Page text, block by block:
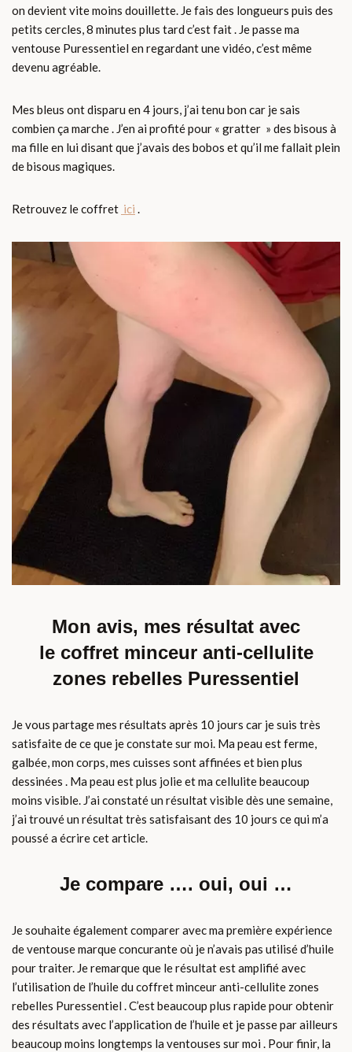
on devient vite moins douillette. Je fais des longueurs puis des
petits cercles, 8 minutes plus tard c’est fait . Je passe ma
ventouse Puressentiel en regardant une vidéo, c’est même
devenu agréable.
Mes bleus ont disparu en 4 jours, j’ai tenu bon car je sais
combien ça marche . J’en ai profité pour « gratter » des bisous à
ma fille en lui disant que j’avais des bobos et qu’il me fallait plein
de bisous magiques.
Retrouvez le coffret ici .
Mon avis, mes résultat avec
le coffret minceur anti-cellulite
zones rebelles Puressentiel
Je vous partage mes résultats après 10 jours car je suis très
satisfaite de ce que je constate sur moi. Ma peau est ferme,
galbée, mon corps, mes cuisses sont affinées et bien plus
dessinées . Ma peau est plus jolie et ma cellulite beaucoup
moins visible. J’ai constaté un résultat visible dès une semaine,
j’ai trouvé un résultat très satisfaisant des 10 jours ce qui m’a
poussé a écrire cet article.
Je compare …. oui, oui …
Je souhaite également comparer avec ma première expérience
de ventouse marque concurante où je n’avais pas utilisé d’huile
pour traiter. Je remarque que le résultat est amplifié avec
l’utilisation de l’huile du coffret minceur anti-cellulite zones
rebelles Puressentiel . C’est beaucoup plus rapide pour obtenir
des résultats avec l’application de l’huile et je passe par ailleurs
beaucoup moins longtemps la ventouses sur moi . Pour finir, la